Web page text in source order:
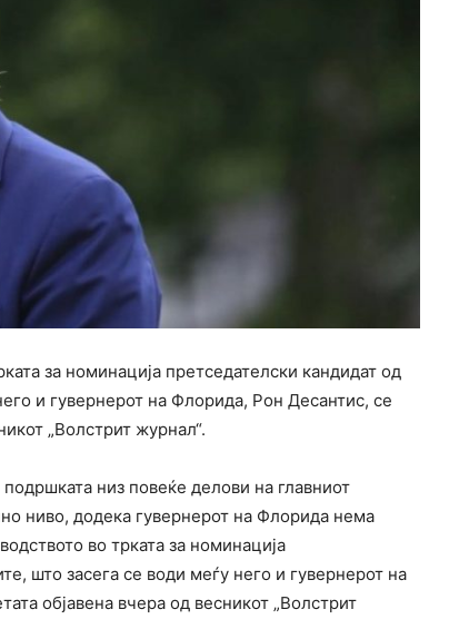
за номинација претседателски кандидат од
и гувернерот на Флорида, Рон Десантис, се
„Волстрит журнал“.
низ повеќе делови на главниот
ниво, додека гувернерот на Флорида нема
во трката за номинација
што засега се води меѓу него и гувернерот на
објавена вчера од весникот „Волстрит